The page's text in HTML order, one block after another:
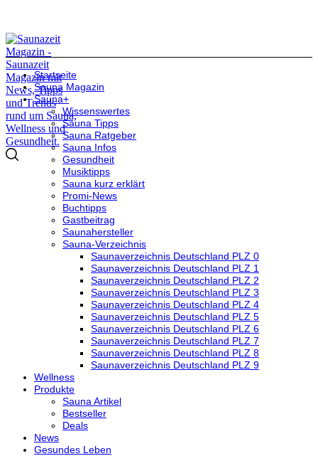
Startseite
Sauna Magazin
Sauna+
Wissenswertes
Sauna Tipps
Sauna Ratgeber
Sauna Infos
Gesundheit
Musiktipps
Sauna kurz erklärt
Promi-News
Buchtipps
Gastbeitrag
Saunahersteller
Sauna-Verzeichnis
Saunaverzeichnis Deutschland PLZ 0
Saunaverzeichnis Deutschland PLZ 1
Saunaverzeichnis Deutschland PLZ 2
Saunaverzeichnis Deutschland PLZ 3
Saunaverzeichnis Deutschland PLZ 4
Saunaverzeichnis Deutschland PLZ 5
Saunaverzeichnis Deutschland PLZ 6
Saunaverzeichnis Deutschland PLZ 7
Saunaverzeichnis Deutschland PLZ 8
Saunaverzeichnis Deutschland PLZ 9
Wellness
Produkte
Sauna Artikel
Bestseller
Deals
News
Gesundes Leben